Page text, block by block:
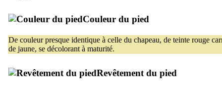
Couleur du pied
De couleur presque identique à celle du chapeau, de teinte rouge
de jaune, se décolorant à maturité.
Revêtement du pied